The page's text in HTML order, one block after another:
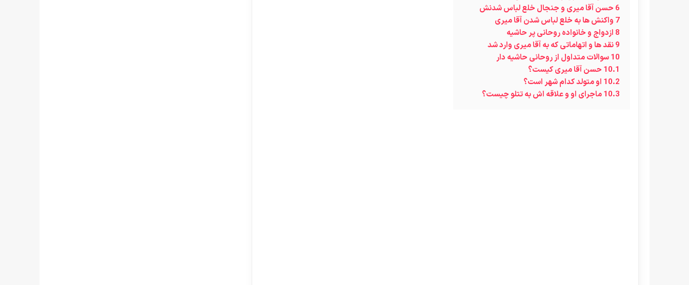
6 حسن آقا میری و جنجال خلع لباس شدنش
7 واکنش ها به خلع لباس شدن آقا میری
8 ازدواج و خانواده روحانی پر حاشیه
9نقد ها و اتهاماتی که به آقا میری وارد شد
10سوالات متداول از روحانی حاشیه دار
10.1 حسن آقا میری کیست؟
10.2 او متولد کدام شهر است؟
10.3ماجرای او و علاقه اش به تتلو چیست؟